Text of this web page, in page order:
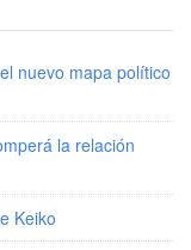
nuevo mapa político
la relación
Keiko